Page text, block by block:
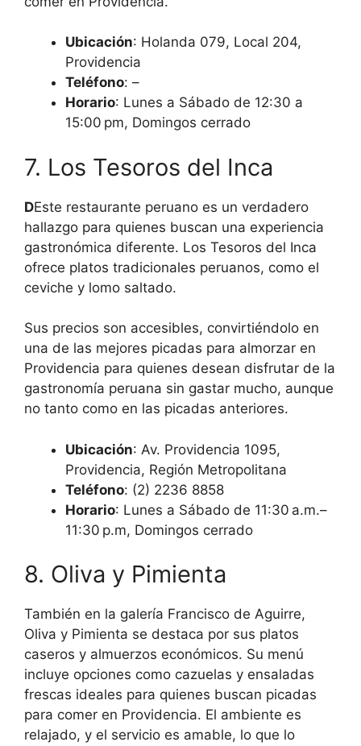
Ubicación: Holanda 079, Local 204,
Providencia
Teléfono: –
Horario: Lunes a Sábado de 12:30 a
15:00 pm, Domingos cerrado
7. Los Tesoros del Inca
DEste restaurante peruano es un verdadero
hallazgo para quienes buscan una experiencia
gastronómica diferente. Los Tesoros del Inca
ofrece platos tradicionales peruanos, como el
ceviche y lomo saltado.
Sus precios son accesibles, convirtiéndolo en
una de las mejores picadas para almorzar en
Providencia para quienes desean disfrutar de la
gastronomía peruana sin gastar mucho, aunque
no tanto como en las picadas anteriores.
Ubicación: Av. Providencia 1095,
Providencia, Región Metropolitana
Teléfono: (2) 2236 8858
Horario: Lunes a Sábado de 11:30 a.m.–
11:30 p.m, Domingos cerrado
8. Oliva y Pimienta
También en la galería Francisco de Aguirre,
Oliva y Pimienta se destaca por sus platos
caseros y almuerzos económicos. Su menú
incluye opciones como cazuelas y ensaladas
frescas ideales para quienes buscan picadas
para comer en Providencia. El ambiente es
relajado, y el servicio es amable, lo que lo